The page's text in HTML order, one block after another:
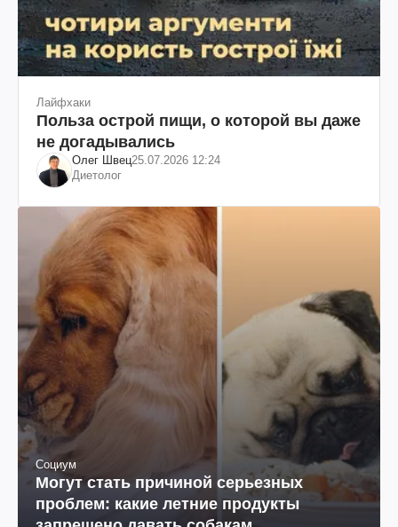
Лайфхаки
Польза острой пищи, о которой вы даже
не догадывались
Олег Швец25.07.2026 12:24
Диетолог
Социум
Могут стать причиной серьезных
проблем: какие летние продукты